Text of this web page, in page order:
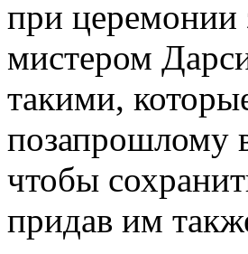
при церемонии
мистером
такими,
позапрошлому
чтобы
придав им